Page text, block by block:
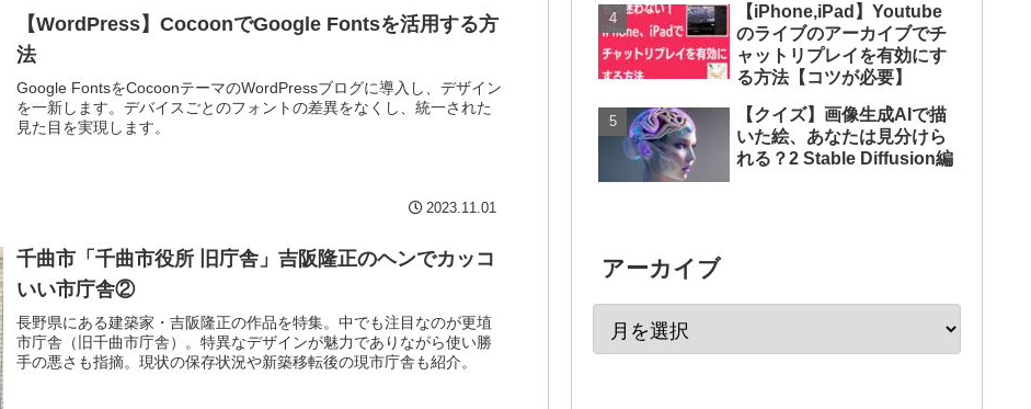
【WordPress】CocoonでGoogle Fontsを活用する方
法
Google FontsをCocoonテーマのWordPressブログに導入し、デザイン
を一新します。デバイスごとのフォントの差異をなくし、統一された
見た目を実現します。
2023.11.01
千曲市「千曲市役所 旧庁舎」吉阪隆正のヘンでカッコ
いい市庁舎②
長野県にある建築家・吉阪隆正の作品を特集。中でも注目なのが更埴
市庁舎（旧千曲市庁舎）。特異なデザインが魅力でありながら使い勝
手の悪さも指摘。現状の保存状況や新築移転後の現市庁舎も紹介。
【iPhone,iPad】Youtube
のライブのアーカイブでチ
ャットリプレイを有効にす
る方法【コツが必要】
【クイズ】画像生成AIで描
いた絵、あなたは見分けら
れる？2 Stable Diffusion編
アーカイブ